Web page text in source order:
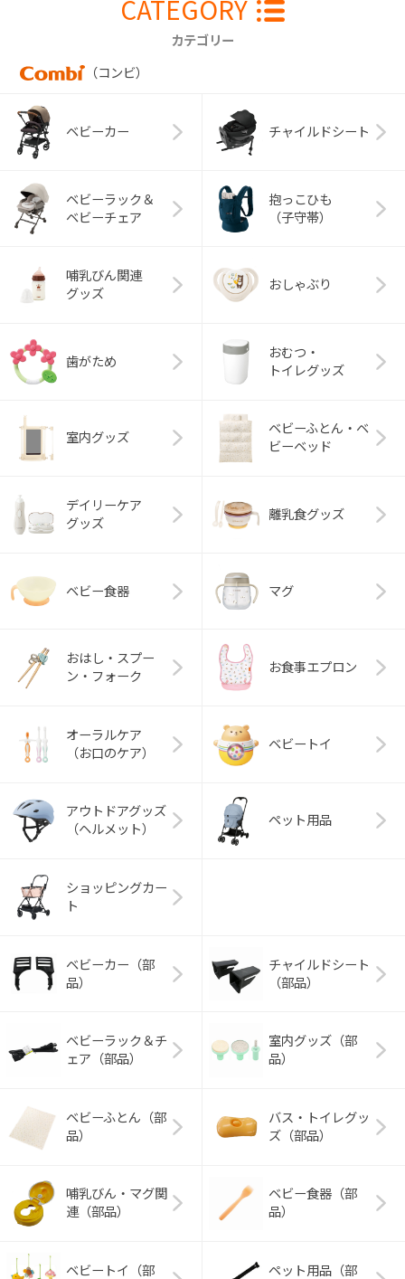
CATEGORY
カテゴリー
（コンビ）
ベビーカー チャイルドシート
ベビーラック＆
ベビーチェア
抱っこひも
（子守帯）
哺乳びん関連
グッズ
おしゃぶり
歯がため
おむつ・
トイレグッズ
室内グッズ
ベビーふとん・ベ
ビーベッド
デイリーケア
グッズ
離乳食グッズ
ベビー食器 マグ
おはし・スプー
ン・フォーク
お食事エプロン
オーラルケア
（お口のケア）
ベビートイ
アウトドアグッズ
（ヘルメット）
ペット用品
ショッピングカー
ト
ベビーカー（部
品）
チャイルドシート
（部品）
ベビーラック＆チ
ェア（部品）
室内グッズ（部
品）
ベビーふとん（部
品）
バス・トイレグッ
ズ（部品）
哺乳びん・マグ関
連（部品）
ベビー食器（部
品）
ベビートイ（部
ペット用品（部